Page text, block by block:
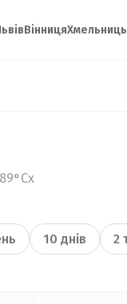
Вінниця
10 днів 2